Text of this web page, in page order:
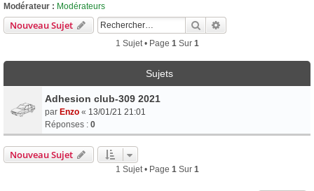
Modérateur : Modérateurs
Nouveau Sujet Rechercher
1 Sujet • Page 1Sur 1
Sujets
Adhesion club-309 2021
par Enzo « 13/01/21 21:01
Réponses : 0
Nouveau Sujet
1 Sujet • Page 1Sur 1